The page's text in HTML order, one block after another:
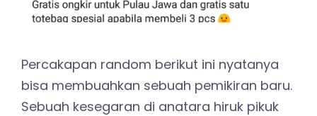
Percakapan random berikut ini nyatanya
bisa membuahkan sebuah pemikiran baru.
Sebuah kesegaran di anatara hiruk pikuk